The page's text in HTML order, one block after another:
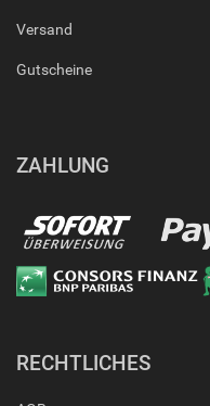
Versand
Gutscheine
ZAHLUNG
RECHTLICHES